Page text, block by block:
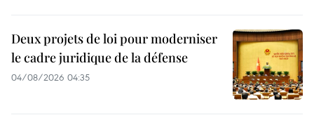
Deux projets de loi pour moderniser
le cadre juridique de la défense
04/08/2026 04:35